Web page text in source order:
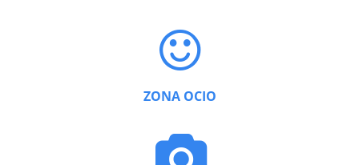
ZONA OCIO